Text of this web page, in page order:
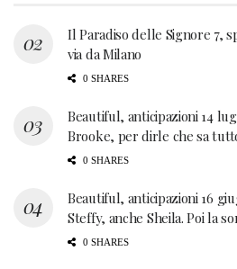
Il Paradiso delle Signore 7,
via da Milano
0 SHARES
Beautiful, anticipazioni 14
Brooke, per dirle che sa
0 SHARES
Beautiful, anticipazioni 16
Steffy, anche Sheila. Poi la
0 SHARES